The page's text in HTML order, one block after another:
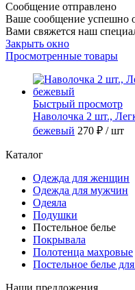
Сообщение отправлено
Ваше сообщение успешно
Вами свяжется наш
Закрыть окно
Просмотренные товары
Быстрый просмотр
Наволочка 2 шт.,
бежевый 270 ₽ / шт
Каталог
Одежда для женщин
Одежда для мужчин
Одеяла
Подушки
Постельное белье
Покрывала
Полотенца махровые
Постельное белье